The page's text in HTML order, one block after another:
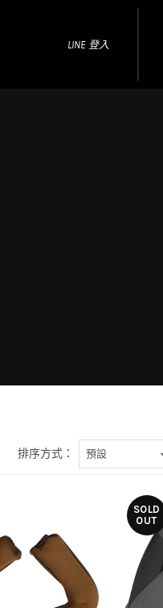
LINE 登入
排序方式：
SOLD
OUT